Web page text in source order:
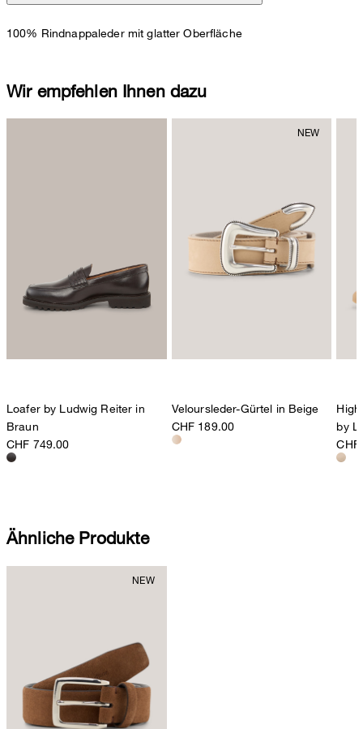
100% Rindnappaleder mit glatter Oberfläche
Wir empfehlen Ihnen dazu
Loafer by Ludwig Reiter in
Braun
CHF 749.00
Veloursleder-Gürtel in Beige
CHF 189.00
by
Ähnliche Produkte